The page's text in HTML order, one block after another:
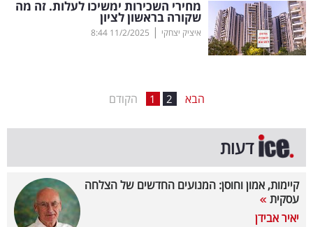
ופנאי
תיירות
המילון
הכלכלי
פודקאסט
40
מחירי השכירות ימשיכו לעלות. זה מה
שקורה בראשון לציון
איציק יצחקי |
11/2/2025
8:44
הקודם 1 2 הבא
דעות
קיימות, אמון וחוסן: המנועים החדשים של הצלחה
עסקית
יאיר אבידן